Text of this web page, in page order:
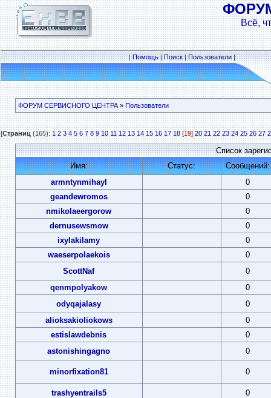
Всё,
|Помощь|Поиск|Пользователи|
ФОРУМ СЕРВИСНОГО ЦЕНТРА» Пользователи
[Страниц(165):1 2 3 4 5 6 7 8 9 10 11 12 13 14 15 16 17 18 [19] 20 21 22 23 24 25 26 27
Список
Имя:
Статус:
Сообщений:
armntynmihayl
0
geandewromos
0
nmikolaeergorow
0
dernusewsmow
0
ixylakilamy
0
waeserpolaekois
0
ScottNaf
0
qenmpolyakow
0
odyqajalasy
0
alioksakioliokows
0
estislawdebnis
0
astonishingagno
0
minorfixation81 0
trashyentrails5 0